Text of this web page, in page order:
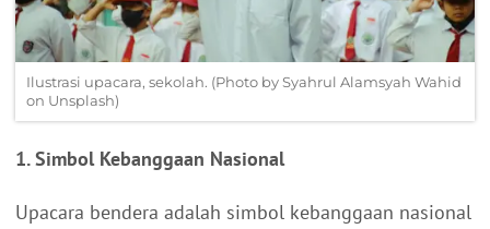
Ilustrasi upacara, sekolah. (Photo by Syahrul Alamsyah Wahid
on Unsplash)
1. Simbol Kebanggaan Nasional
Upacara bendera adalah simbol kebanggaan nasional